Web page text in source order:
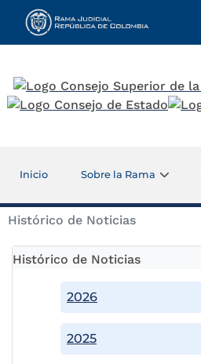
Rama Judicial
Inicio Sobre la Rama
Histórico de Noticias
Histórico de Noticias
2025
2026